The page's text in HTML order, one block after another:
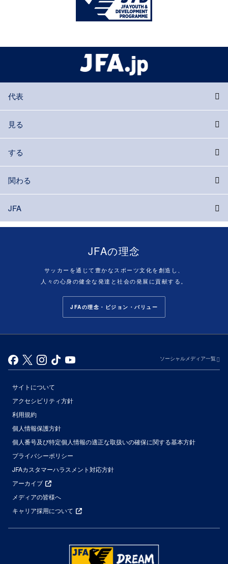
代表
見る
する
関わる
JFA
JFAの理念
サッカーを通じて豊かなスポーツ文化を創造し、
人々の心身の健全な発達と社会の発展に貢献する。
JFAの理念・ビジョン・バリュー
ソーシャルメディア一覧
サイトについて
アクセシビリティ方針
利用規約
個人情報保護方針
個人番号及び特定個人情報の適正な取扱いの確保に関する基本方針
プライバシーポリシー
JFAカスタマーハラスメント対応方針
アーカイブ
メディアの皆様へ
キャリア採用について